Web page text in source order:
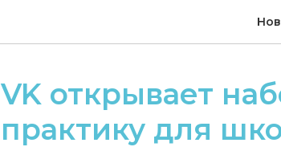
VK открывает
практику для